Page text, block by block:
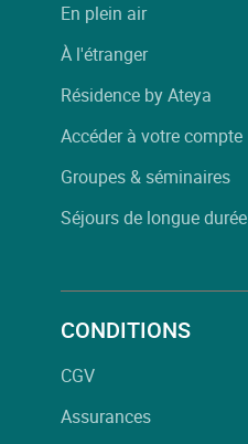
En plein air
À l'étranger
Résidence by Ateya
Accéder à votre compte
Groupes & séminaires
Séjours de longue durée
CONDITIONS
CGV
Assurances